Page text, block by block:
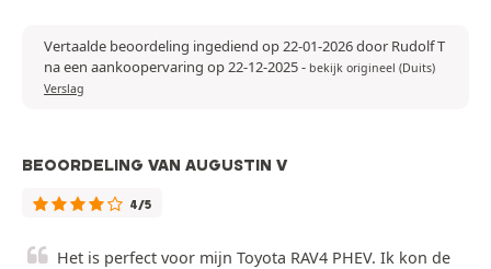
Vertaalde beoordeling ingediend op 22-01-2026 door Rudolf T
na een aankoopervaring op 22-12-2025- bekijk origineel (Duits)
Verslag
BEOORDELING VAN AUGUSTIN V
4/5
Het is perfect voor mijn Toyota RAV4 PHEV. Ik kon de